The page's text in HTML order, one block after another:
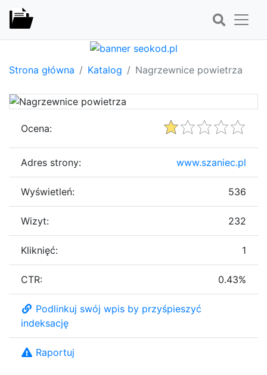
Strona główna Katalog Nagrzewnice powietrza
Ocena:
Adres strony: www.szaniec.pl
Wyświetleń: 536
Wizyt: 232
Kliknięć: 1
CTR: 0.43%
Podlinkuj swój wpis by przyśpieszyć
indeksację
Raportuj